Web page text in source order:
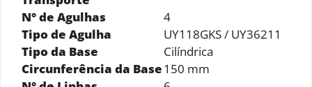
N° de Agulhas
4
Tipo de Agulha
UY118GKS / UY36211
Tipo da Base
Cilíndrica
Circunferência da Base150 mm